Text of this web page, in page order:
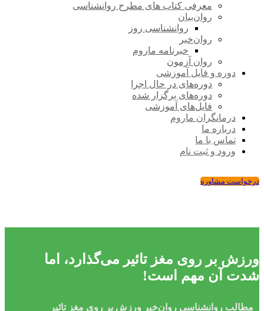
معرفی کتاب های مطرح روانشناسی
روان‌بیان
روانشناسی روز
روان‌خبر
خبرنامه ماروم
روان آزمون
دوره و فایل آموزشی
دوره‌های در حال اجرا
دوره‌های برگزار شده
فایل‌های آموزشی
درمانگران ماروم
درباره ما
تماس با ما
ورود و ثبت نام
درخواست مشاوره
ورزش بر روی مغز تائیر می‌گذارد، اما
شدت آن مهم است!
مطالب روانشناسی روان‌خبر ورزش بر روی مغز تائیر